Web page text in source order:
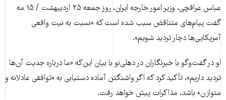
عباس عراقچی، وزیر امور خارجه ایران، روز جمعه ۲۵ اردیبهشت / ۱۵ مه
گفت پیام‌های متناقض سبب شده است که «نسبت به نیت واقعی
آمریکایی‌ها دچار تردید شویم».
او در گفت‌وگو با خبرنگاران در دهلی‌نو با بیان این‌که «ما درباره جدیت آن‌ها
تردید داریم»، تأکید کرد که اگر واشنگتن آماده دستیابی به «توافقی عادلانه و
متوازن» باشد، مذاکرات پیش خواهد رفت.